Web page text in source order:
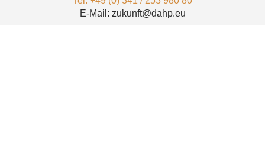
E-Mail: zukunft@dahp.eu